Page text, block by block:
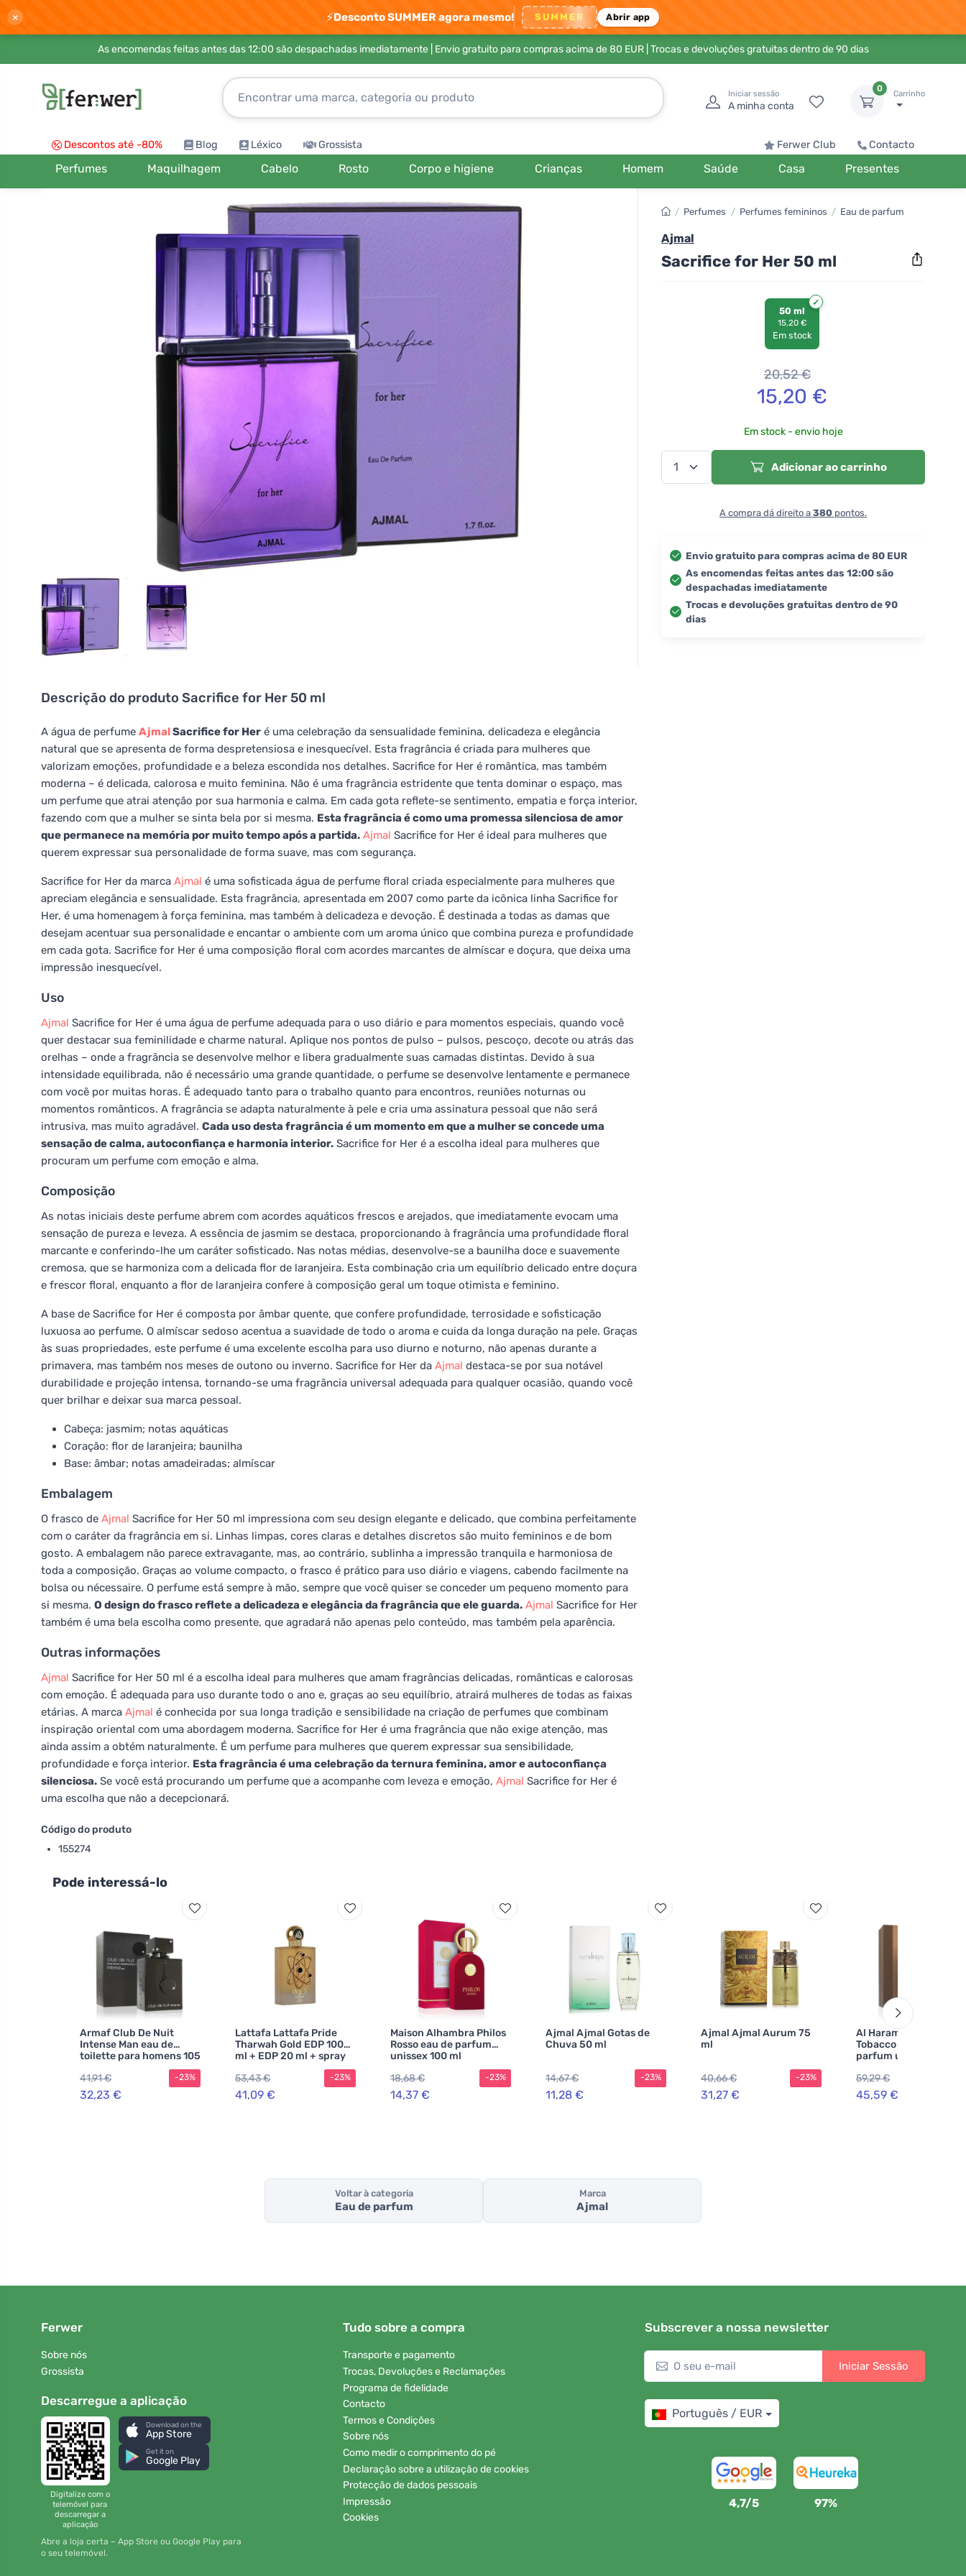
× ⚡Desconto SUMMER agora mesmo! SUMMER Abrir app
As encomendas feitas antes das 12:00 são despachadas imediatamente | Envio gratuito para compras acima de 80 EUR| Trocas e devoluções gratuitas dentro de 90 dias
Iniciar sessão
A minha conta
0
Carrinho
Descontos até -80% Blog Léxico Grossista Ferwer Club Contacto
Perfumes Maquilhagem Cabelo Rosto Corpo e higiene Crianças Homem Saúde Casa Presentes
Descrição do produto Sacrifice for Her 50 ml
A água de perfume AjmalSacrifice for Her é uma celebração da sensualidade feminina, delicadeza e elegância
natural que se apresenta de forma despretensiosa e inesquecível. Esta fragrância é criada para mulheres que
valorizam emoções, profundidade e a beleza escondida nos detalhes. Sacrifice for Her é romântica, mas também
moderna – é delicada, calorosa e muito feminina. Não é uma fragrância estridente que tenta dominar o espaço, mas
um perfume que atrai atenção por sua harmonia e calma. Em cada gota reflete-se sentimento, empatia e força interior,
fazendo com que a mulher se sinta bela por si mesma. Esta fragrância é como uma promessa silenciosa de amor
que permanece na memória por muito tempo após a partida. Ajmal Sacrifice for Her é ideal para mulheres que
querem expressar sua personalidade de forma suave, mas com segurança.
Sacrifice for Her da marca Ajmal é uma sofisticada água de perfume floral criada especialmente para mulheres que
apreciam elegância e sensualidade. Esta fragrância, apresentada em 2007 como parte da icônica linha Sacrifice for
Her, é uma homenagem à força feminina, mas também à delicadeza e devoção. É destinada a todas as damas que
desejam acentuar sua personalidade e encantar o ambiente com um aroma único que combina pureza e profundidade
em cada gota. Sacrifice for Her é uma composição floral com acordes marcantes de almíscar e doçura, que deixa uma
impressão inesquecível.
Uso
Ajmal Sacrifice for Her é uma água de perfume adequada para o uso diário e para momentos especiais, quando você
quer destacar sua feminilidade e charme natural. Aplique nos pontos de pulso – pulsos, pescoço, decote ou atrás das
orelhas – onde a fragrância se desenvolve melhor e libera gradualmente suas camadas distintas. Devido à sua
intensidade equilibrada, não é necessário uma grande quantidade, o perfume se desenvolve lentamente e permanece
com você por muitas horas. É adequado tanto para o trabalho quanto para encontros, reuniões noturnas ou
momentos românticos. A fragrância se adapta naturalmente à pele e cria uma assinatura pessoal que não será
intrusiva, mas muito agradável. Cada uso desta fragrância é um momento em que a mulher se concede uma
sensação de calma, autoconfiança e harmonia interior. Sacrifice for Her é a escolha ideal para mulheres que
procuram um perfume com emoção e alma.
Composição
As notas iniciais deste perfume abrem com acordes aquáticos frescos e arejados, que imediatamente evocam uma
sensação de pureza e leveza. A essência de jasmim se destaca, proporcionando à fragrância uma profundidade floral
marcante e conferindo-lhe um caráter sofisticado. Nas notas médias, desenvolve-se a baunilha doce e suavemente
cremosa, que se harmoniza com a delicada flor de laranjeira. Esta combinação cria um equilíbrio delicado entre doçura
e frescor floral, enquanto a flor de laranjeira confere à composição geral um toque otimista e feminino.
A base de Sacrifice for Her é composta por âmbar quente, que confere profundidade, terrosidade e sofisticação
luxuosa ao perfume. O almíscar sedoso acentua a suavidade de todo o aroma e cuida da longa duração na pele. Graças
às suas propriedades, este perfume é uma excelente escolha para uso diurno e noturno, não apenas durante a
primavera, mas também nos meses de outono ou inverno. Sacrifice for Her da Ajmal destaca-se por sua notável
durabilidade e projeção intensa, tornando-se uma fragrância universal adequada para qualquer ocasião, quando você
quer brilhar e deixar sua marca pessoal.
Cabeça: jasmim; notas aquáticas
Coração: flor de laranjeira; baunilha
Base: âmbar; notas amadeiradas; almíscar
Embalagem
O frasco de Ajmal Sacrifice for Her 50 ml impressiona com seu design elegante e delicado, que combina perfeitamente
com o caráter da fragrância em si. Linhas limpas, cores claras e detalhes discretos são muito femininos e de bom
gosto. A embalagem não parece extravagante, mas, ao contrário, sublinha a impressão tranquila e harmoniosa de
toda a composição. Graças ao volume compacto, o frasco é prático para uso diário e viagens, cabendo facilmente na
bolsa ou nécessaire. O perfume está sempre à mão, sempre que você quiser se conceder um pequeno momento para
si mesma. O design do frasco reflete a delicadeza e elegância da fragrância que ele guarda. Ajmal Sacrifice for Her
também é uma bela escolha como presente, que agradará não apenas pelo conteúdo, mas também pela aparência.
Outras informações
Ajmal Sacrifice for Her 50 ml é a escolha ideal para mulheres que amam fragrâncias delicadas, românticas e calorosas
com emoção. É adequada para uso durante todo o ano e, graças ao seu equilíbrio, atrairá mulheres de todas as faixas
etárias. A marca Ajmal é conhecida por sua longa tradição e sensibilidade na criação de perfumes que combinam
inspiração oriental com uma abordagem moderna. Sacrifice for Her é uma fragrância que não exige atenção, mas
ainda assim a obtém naturalmente. É um perfume para mulheres que querem expressar sua sensibilidade,
profundidade e força interior. Esta fragrância é uma celebração da ternura feminina, amor e autoconfiança
silenciosa. Se você está procurando um perfume que a acompanhe com leveza e emoção, Ajmal Sacrifice for Her é
uma escolha que não a decepcionará.
Código do produto
155274
/ Perfumes / Perfumes femininos / Eau de parfum
Ajmal
Sacrifice for Her 50 ml
50 ml
15,20 €
Em stock
20,52€
15,20 €
Em stock - envio hoje
Adicionar ao carrinho
A compra dá direito a 380 pontos.
Envio gratuito para compras acima de 80 EUR
As encomendas feitas antes das 12:00 são
despachadas imediatamente
Trocas e devoluções gratuitas dentro de 90
dias
Pode interessá-lo
Armaf Club De Nuit
Intense Man eau de
toilette para homens 105
41,91 €
32,23 €
-23%
Lattafa Lattafa Pride
Tharwah Gold EDP 100
ml + EDP 20 ml + spray
corporal 200 ml UNISEX
53,43 €
41,09 €
-23%
Maison Alhambra Philos
Rosso eau de parfum
unissex 100 ml
18,68 €
14,37 €
-23%
Ajmal Ajmal Gotas de
Chuva 50 ml
14,67 €
11,28 €
-23%
Ajmal Ajmal Aurum 75
ml
40,66 €
31,27 €
-23%
Al Haramain Amber
Tobacco Edition eau
parfum unissex 60 ml
59,29 €
45,59 €
Voltar à categoria
Eau de parfum
Marca
Ajmal
Ferwer
Sobre nós
Grossista
Descarregue a aplicação
Digitalize com o
telemóvel para
descarregar a
aplicação
Download on the
App Store
Get it on
Google Play
Abre a loja certa – App Store ou Google Play para
o seu telemóvel.
Tudo sobre a compra
Transporte e pagamento
Trocas, Devoluções e Reclamações
Programa de fidelidade
Contacto
Termos e Condições
Sobre nós
Como medir o comprimento do pé
Declaração sobre a utilização de cookies
Protecção de dados pessoais
Impressão
Cookies
Subscrever a nossa newsletter
Iniciar Sessão
Português / EUR
4,7/5 97%